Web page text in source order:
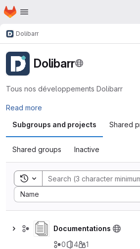
Skip to main content
Homepage
Dolibarr
Dolibarr
Tous nos développements Dolibarr
Read more
Subgroups and projects
Shared
Shared groups Inactive
Toggle search history
Name
Sort by:
Documentations
0
4 1